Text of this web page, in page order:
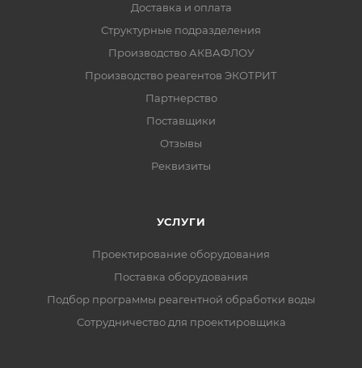
Доставка и оплата
Структурные подразделения
Производство АКВАФЛОУ
Производство реагентов ЭКОТРИТ
Партнерство
Поставщики
Отзывы
Реквизиты
УСЛУГИ
Проектирование оборудования
Поставка оборудования
Подбор программы реагентной обработки воды
Сотрудничество для проектировщика